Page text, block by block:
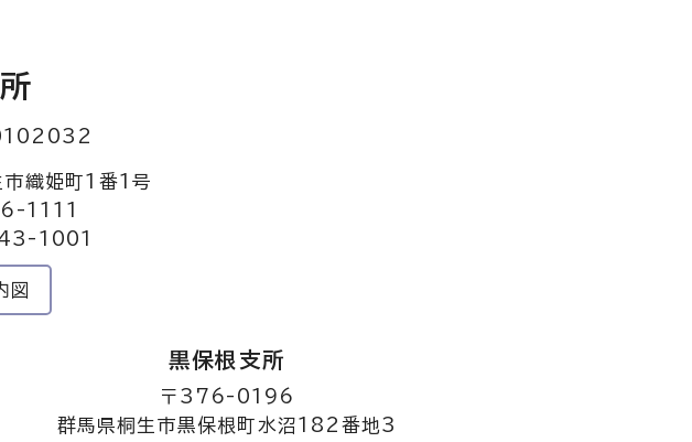
織姫町1番1号
1111
43-1001
図
黒保根支所
〒376-0196
群馬県桐生市黒保根町水沼182番地3